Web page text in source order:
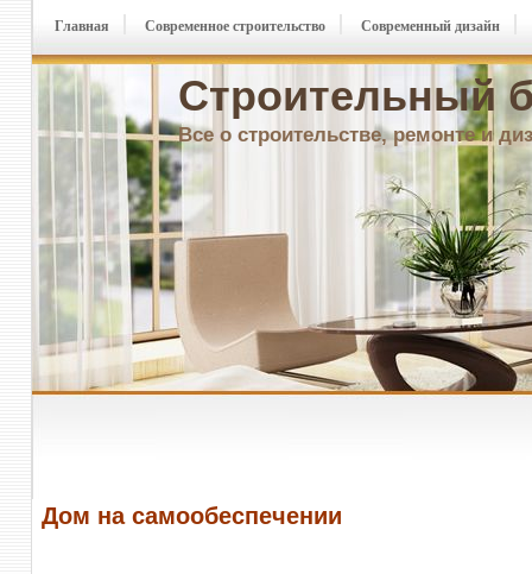
Строительный
Все о строительстве, ремонте и
Главная Современное строительство Современный дизайн
Дом на самообеспечении